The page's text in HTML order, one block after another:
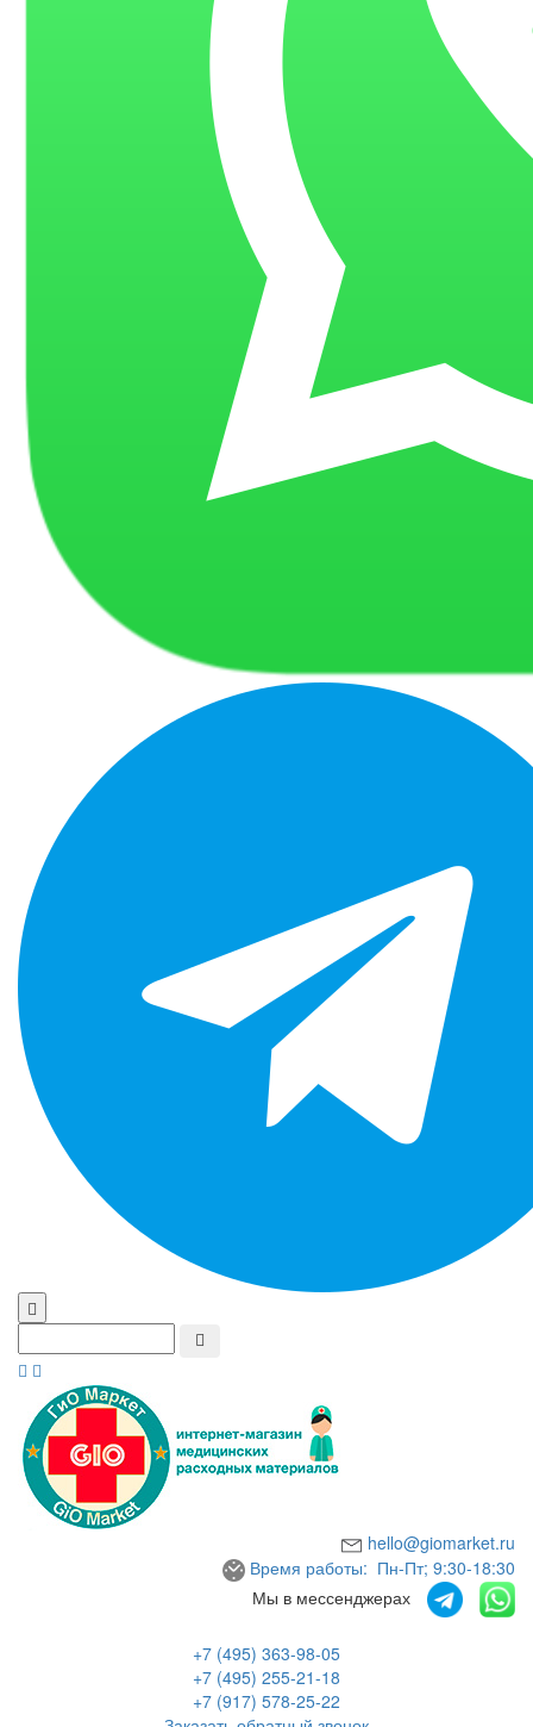
hello@giomarket.ru
Время работы: Пн-Пт; 9:30-18:30
Мы в мессенджерах
+7 (495) 363-98-05
+7 (495) 255-21-18
+7 (917) 578-25-22